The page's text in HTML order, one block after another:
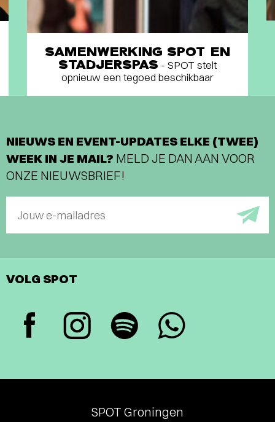
SAMENWERKING SPOT EN
STADJERSPAS - SPOT stelt
opnieuw een tegoed beschikbaar
NIEUWS EN EVENT-UPDATES ELKE (TWEE)
WEEK IN JE MAIL? MELD JE DAN AAN VOOR
ONZE NIEUWSBRIEF!
Jouw e-mailadres
VOLG SPOT
SPOT Groningen